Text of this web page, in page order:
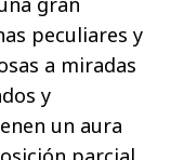
peculiares y
a miradas
y
un aura